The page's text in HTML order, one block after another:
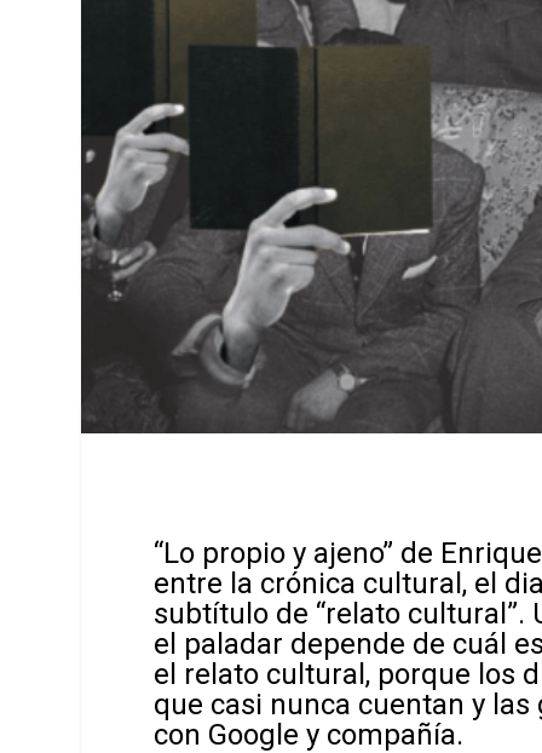
“Lo propio y ajeno” de
entre la crónica cultural, el
subtítulo de “relato
el paladar depende de cuál
el relato cultural, porque los
que casi nunca cuentan y
con Google y compañía.